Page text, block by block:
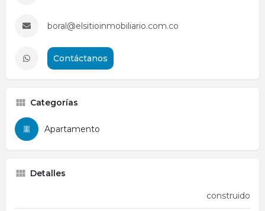
boral@elsitioinmobiliario.com.co
Contáctanos
Categorías
Apartamento
Detalles
construido